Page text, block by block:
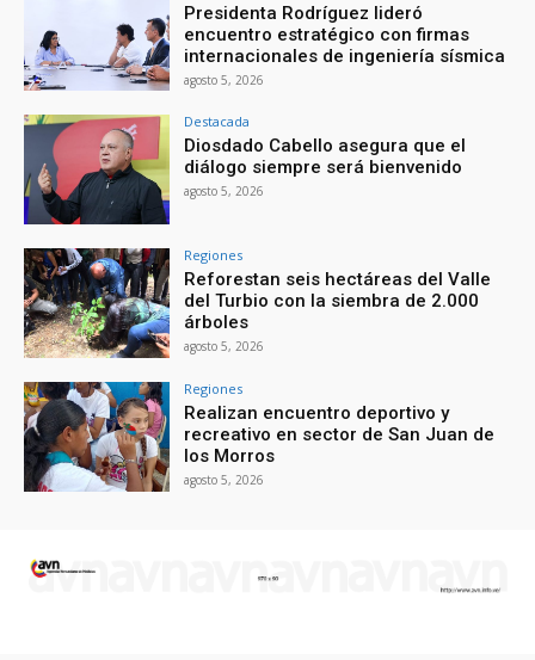
Presidenta Rodríguez lideró
encuentro estratégico con firmas
internacionales de ingeniería sísmica
agosto 5, 2026
Destacada
Diosdado Cabello asegura que el
diálogo siempre será bienvenido
agosto 5, 2026
Regiones
Reforestan seis hectáreas del Valle
del Turbio con la siembra de 2.000
árboles
agosto 5, 2026
Regiones
Realizan encuentro deportivo y
recreativo en sector de San Juan de
los Morros
agosto 5, 2026